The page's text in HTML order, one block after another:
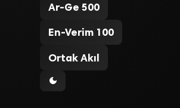
Ar-Ge 500
En-Verim 100
Ortak Akıl